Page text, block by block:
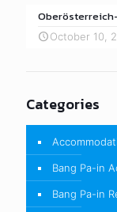
October 10,
Categories
Bang Pa-in
Bang Pa-in